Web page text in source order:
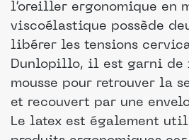
l’oreiller ergonomique en
viscoélastique possède
libérer les tensions
Dunlopillo, il est garni de
mousse pour retrouver la
et recouvert par une
Le latex est également